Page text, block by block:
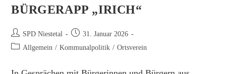
BÜRGERAPP „IRICH“
Beitrags-
Autor:
SPD Niestetal
Beitrag
veröffentlicht:
31. Januar 2026
Beitrags-Allgemein / Kommunalpolitik / Ortsverein